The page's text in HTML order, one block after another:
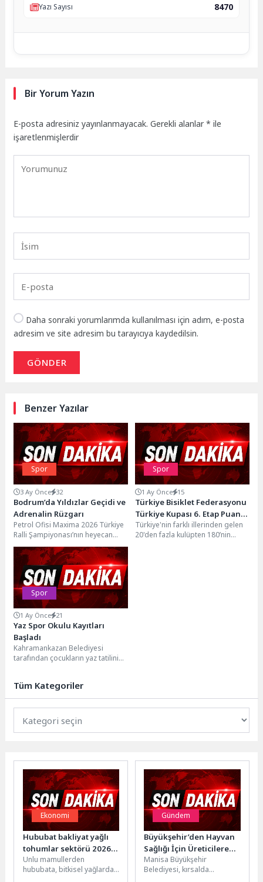
Yazı Sayısı 8470
Bir Yorum Yazın
E-posta adresiniz yayınlanmayacak. Gerekli alanlar* ile
işaretlenmişlerdir
Daha sonraki yorumlarımda kullanılması için adım, e-posta
adresim ve site adresim bu tarayıcıya kaydedilsin.
GÖNDER
Benzer Yazılar
Spor
3 Ay Önce 32
Bodrum’da Yıldızlar Geçidi ve
Adrenalin Rüzgarı
Petrol Ofisi Maxima 2026 Türkiye
Ralli Şampiyonası’nın heyecan
dolu ikinci ayağı "Rally Bodrum",
ünlü isimlerin...
Spor
1 Ay Önce 15
Türkiye Bisiklet Federasyonu
Türkiye Kupası 6. Etap Puanlı
Yol Yarışları sona erdi
Türkiye'nin farklı illerinden gelen
20'den fazla kulüpten 180’nin
Spor
1 Ay Önce 21
Yaz Spor Okulu Kayıtları
Başladı
Kahramankazan Belediyesi
tarafından çocukların yaz tatilini
düzenlenen Yaz...
Tüm Kategoriler
Ekonomi
Hububat bakliyat yağlı
tohumlar sektörü 2026
yılının ikinci yarısında
ihracat artışı hedefliyor
Unlu mamullerden
hububata, bitkisel yağlardan
Gündem
Büyükşehir’den Hayvan
Sağlığı İçin Üreticilere
Destek
Manisa Büyükşehir
Belediyesi, kırsalda